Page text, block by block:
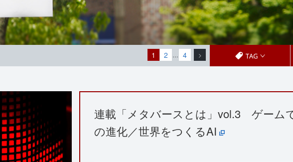
1 2 … 4 >
連載「メタバースとは」vol.3 ゲーム
の進化／世界をつくるAI